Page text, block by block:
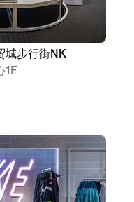
城步行街NK
1F